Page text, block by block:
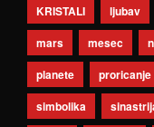
KRISTALI
ljubav
mars
mesec
planete
proricanje
simbolika